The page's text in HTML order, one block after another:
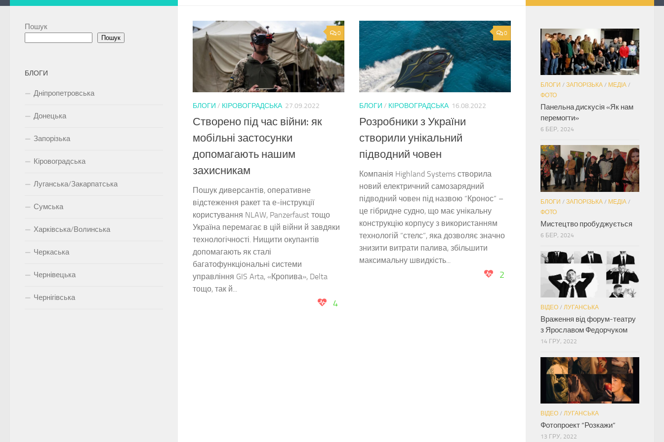
0
БЛОГИ / КІРОВОГРАДСЬКА 27.09.2022
Створено під час війни: як
мобільні застосунки
допомагають нашим
захисникам
Пошук диверсантів, оперативне
відстеження ракет та е-інструкції
користування NLAW, Panzerfaust тощо
Україна перемагає в цій війни й завдяки
технологічності. Нищити окупантів
допомагають як сталі
багатофункціональні системи
управління GIS Arta, «Кропива», Delta
тощо, так й...
4
0
БЛОГИ / КІРОВОГРАДСЬКА 16.08.2022
Розробники з України
створили унікальний
підводний човен
Компанія Highland Systems створила
новий електричний самозарядний
підводний човен під назвою “Кронос” –
це гібридне судно, що має унікальну
конструкцію корпусу з використанням
технологій “стелс”, яка дозволяє значно
знизити витрати палива, збільшити
максимальну швидкість...
2
Пошук
Пошук
БЛОГИ
Дніпропетровська
Донецька
Запорізька
Кіровоградська
Луганська/Закарпатська
Сумська
Харківська/Волинська
Черкаська
Чернівецька
Чернігівська
БЛОГИ / ЗАПОРІЗЬКА / МЕДІА /
ФОТО
Панельна дискусія «Як нам
перемогти»
6 БЕР, 2024
БЛОГИ / ЗАПОРІЗЬКА / МЕДІА /
ФОТО
Мистецтво пробуджується
6 БЕР, 2024
ВІДЕО / ЛУГАНСЬКА
Враження від форум-театру
з Ярославом Федорчуком
14 ГРУ, 2022
ВІДЕО / ЛУГАНСЬКА
Фотопроект “Розкажи”
13 ГРУ, 2022